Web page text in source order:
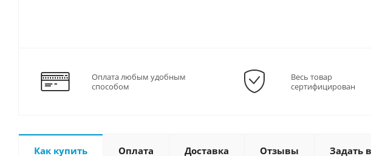
Оплата любым удобным
способом
Весь товар
сертифицирован
Как купить Оплата Доставка Отзывы Задать